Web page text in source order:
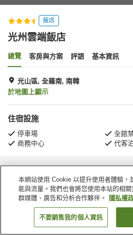
飯店
光州雲端飯店
總覽 客房與方案 評語 基本資訊
光山區, 全羅南, 南韓
於地圖上顯示
住宿設施
停車場
全館
商務中心
代客
首頁 南韓 全羅南 光山區 光州
找客房
本網站使用 Cookie 以提升使用者體驗，
能與流量。我們也會將您使用本站的相
群媒體、廣告和分析合作夥伴。
隱私權
不要銷售我的個人資訊